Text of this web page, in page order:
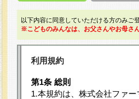
以下内容に同意していただける方のみご
※こどものみんなは、お父さんやお母さ
利用規約
第1条 総則
1.本規約は、株式会社ファ